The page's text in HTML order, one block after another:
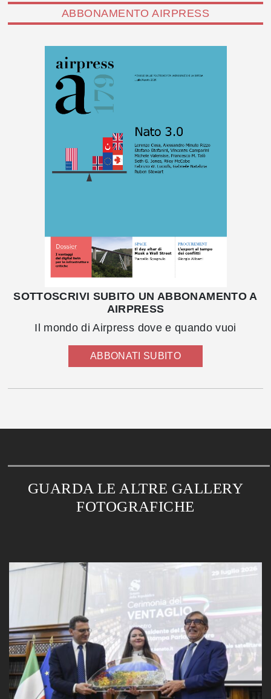
ABBONAMENTO AIRPRESS
SOTTOSCRIVI SUBITO UN ABBONAMENTO A
AIRPRESS
Il mondo di Airpress dove e quando vuoi
ABBONATI SUBITO
GUARDA LE ALTRE GALLERY
FOTOGRAFICHE